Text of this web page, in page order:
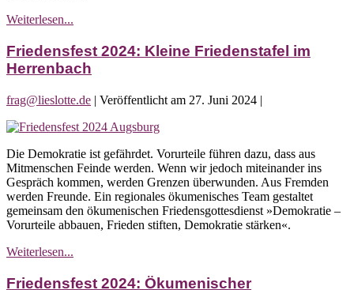
Weiterlesen...
Kleine
Friedenstafel
in
Friedensfest 2024: Kleine Friedenstafel im
Herrenbach
frag@lieslotte.de | Veröffentlicht am 27. Juni 2024 |
Friedensfest
Kleine
Friedenstafel
im
Herrenbach
Die Demokratie ist gefährdet. Vorurteile führen dazu, dass aus
Mitmenschen Feinde werden. Wenn wir jedoch miteinander ins
Gespräch kommen, werden Grenzen überwunden. Aus Fremden
werden Freunde. Ein regionales ökumenisches Team gestaltet
gemeinsam den ökumenischen Friedensgottesdienst »Demokratie –
Vorurteile abbauen, Frieden stiften, Demokratie stärken«.
Weiterlesen...
Kleine
Friedensfest 2024: Ökumenischer